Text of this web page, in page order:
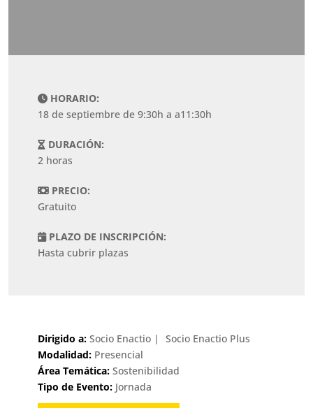
HORARIO:
18 de septiembre de 9:30h a a11:30h
DURACIÓN:
2 horas
PRECIO:
Gratuito
PLAZO DE INSCRIPCIÓN:
Hasta cubrir plazas
Dirigido a: Socio Enactio
Socio Enactio Plus
Modalidad: Presencial
Área Temática: Sostenibilidad
Tipo de Evento: Jornada